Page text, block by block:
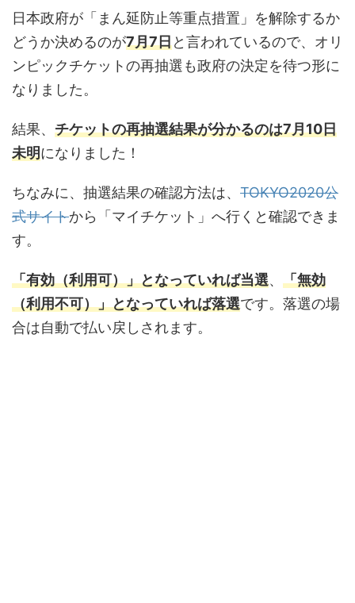
日本政府が「まん延防止等重点措置」を解除するか
どうか決めるのが7月7日と言われているので、オリ
ンピックチケットの再抽選も政府の決定を待つ形に
なりました。
結果、 チケットの再抽選結果が分かるのは7月10日
未明になりました！
ちなみに、抽選結果の確認方法は、 TOKYO2020公
式サイトから「マイチケット」へ行くと確認できま
す。
「有効（利用可）」となっていれば当選、 「無効
（利用不可）」となっていれば落選です。落選の場
合は自動で払い戻しされます。